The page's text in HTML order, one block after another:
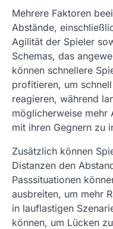
Mehrere Faktoren
Abstände,
Agilität der Spieler
Schemas, das
können schnellere
profitieren, um
reagieren, während
möglicherweise mehr
mit ihren Gegnern zu
Zusätzlich können
Distanzen den
Passsituationen
ausbreiten, um mehr
in lauflastigen
können, um Lücken